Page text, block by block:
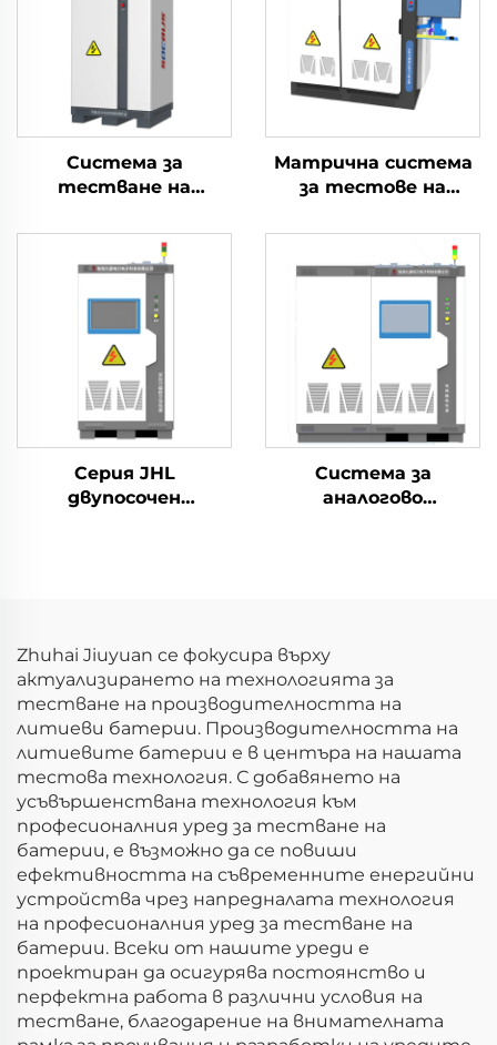
Система за
тестване на
характеристики на
литиеви батерии
Матрична система
за тестове на
енергийни
съхранения тип
Back-to-Back (2×2.5
MW)
Серия JHL
двупосочен
Система за
аналогово
Zhuhai Jiuyuan се фокусира върху
актуализирането на технологията за
тестване на производителността на
литиеви батерии. Производителността на
литиевите батерии е в центъра на нашата
тестова технология. С добавянето на
усъвършенствана технология към
професионалния уред за тестване на
батерии, е възможно да се повиши
ефективността на съвременните енергийни
устройства чрез напредналата технология
на професионалния уред за тестване на
батерии. Всеки от нашите уреди е
проектиран да осигурява постоянство и
перфектна работа в различни условия на
тестване, благодарение на внимателната